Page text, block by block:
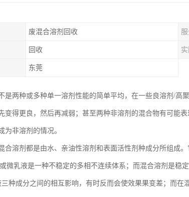
废混合溶剂回收
回收
东莞
是两种或多种单一溶剂性能的简单平均，在一些良溶剂/高
变得更良，然后再减弱；甚至两种非溶剂的混合物有可能
为非溶剂的情况。
合溶剂都是由水、亲油性溶剂和表面活性剂种成分所组成。
微乳液是一种不稳定的多相不连续体系；而混合溶剂是稳定
种成分之间的相互影响，有时反而会使效果果变差；而